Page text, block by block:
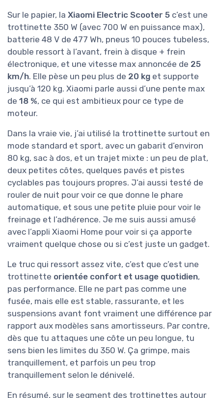
Sur le papier, la Xiaomi Electric Scooter 5 c’est une
trottinette 350 W (avec 700 W en puissance max),
batterie 48 V de 477 Wh, pneus 10 pouces tubeless,
double ressort à l’avant, frein à disque + frein
électronique, et une vitesse max annoncée de 25
km/h. Elle pèse un peu plus de 20 kg et supporte
jusqu’à 120 kg. Xiaomi parle aussi d’une pente max
de 18 %, ce qui est ambitieux pour ce type de
moteur.
Dans la vraie vie, j’ai utilisé la trottinette surtout en
mode standard et sport, avec un gabarit d’environ
80 kg, sac à dos, et un trajet mixte : un peu de plat,
deux petites côtes, quelques pavés et pistes
cyclables pas toujours propres. J’ai aussi testé de
rouler de nuit pour voir ce que donne le phare
automatique, et sous une petite pluie pour voir le
freinage et l’adhérence. Je me suis aussi amusé
avec l’appli Xiaomi Home pour voir si ça apporte
vraiment quelque chose ou si c’est juste un gadget.
Le truc qui ressort assez vite, c’est que c’est une
trottinette orientée confort et usage quotidien,
pas performance. Elle ne part pas comme une
fusée, mais elle est stable, rassurante, et les
suspensions avant font vraiment une différence par
rapport aux modèles sans amortisseurs. Par contre,
dès que tu attaques une côte un peu longue, tu
sens bien les limites du 350 W. Ça grimpe, mais
tranquillement, et parfois un peu trop
tranquillement selon le dénivelé.
En résumé, sur le segment des trottinettes autour